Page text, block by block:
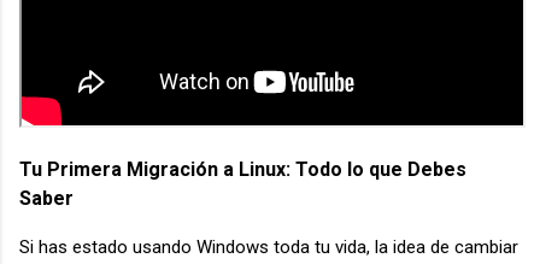
Tu Primera Migración a Linux: Todo lo que Debes
Saber
Si has estado usando Windows toda tu vida, la idea de cambiar